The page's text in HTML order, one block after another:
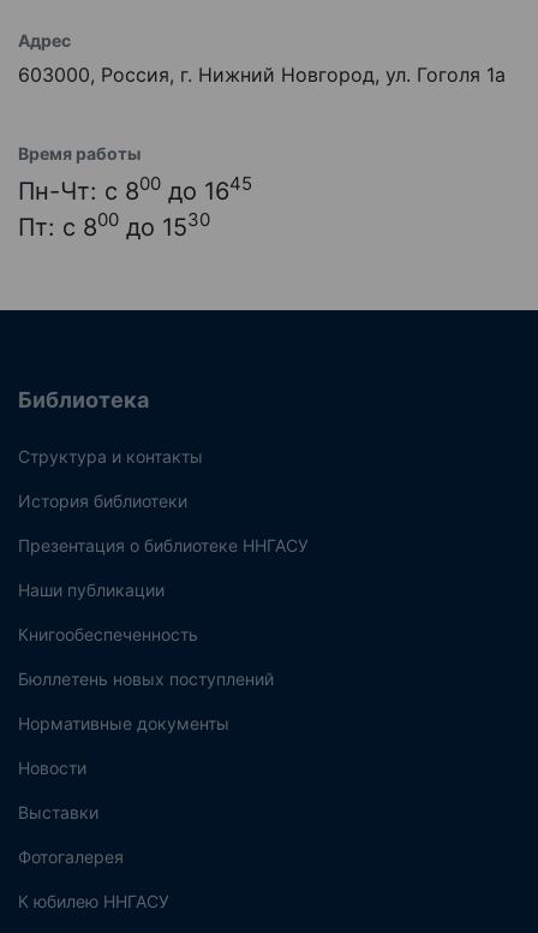
Адрес
603000, Россия, г. Нижний Новгород, ул. Гоголя 1а
Время работы
Пн-Чт: с 800 до 1645
Пт: с 800 до 1530
Библиотека
Структура и контакты
История библиотеки
Презентация о библиотеке ННГАСУ
Наши публикации
Книгообеспеченность
Бюллетень новых поступлений
Нормативные документы
Новости
Выставки
Фотогалерея
К юбилею ННГАСУ